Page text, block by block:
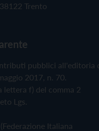
Trento
pubblici all'editoria
2017, n. 70.
lettera f) del comma 2
Lgs.
Italiana